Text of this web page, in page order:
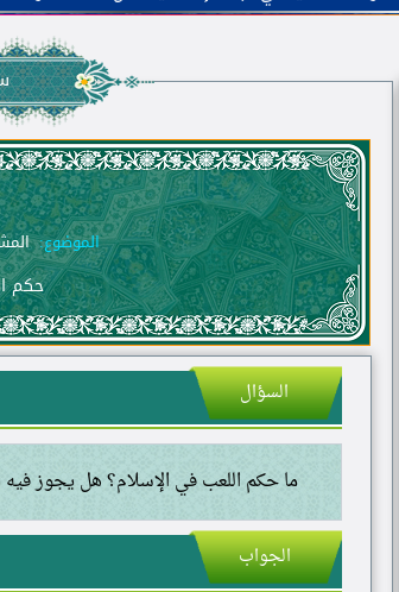
الموضوع:
حكم
السؤال
ما حكم اللعب في الإسلام؟ هل يجوز
الجواب